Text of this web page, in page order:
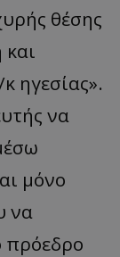
θέσης
ηγεσίας».
να
μόνο
να
πρόεδρο